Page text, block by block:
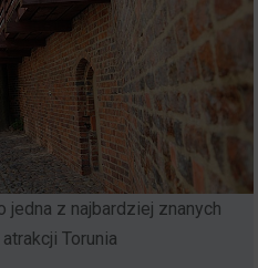
jedna z najbardziej znanych
Torunia